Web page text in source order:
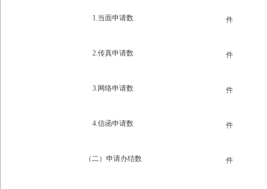
1.当面申请数 件
2.传真申请数 件
3.网络申请数 件
4.信函申请数 件
（二）申请办结数 件